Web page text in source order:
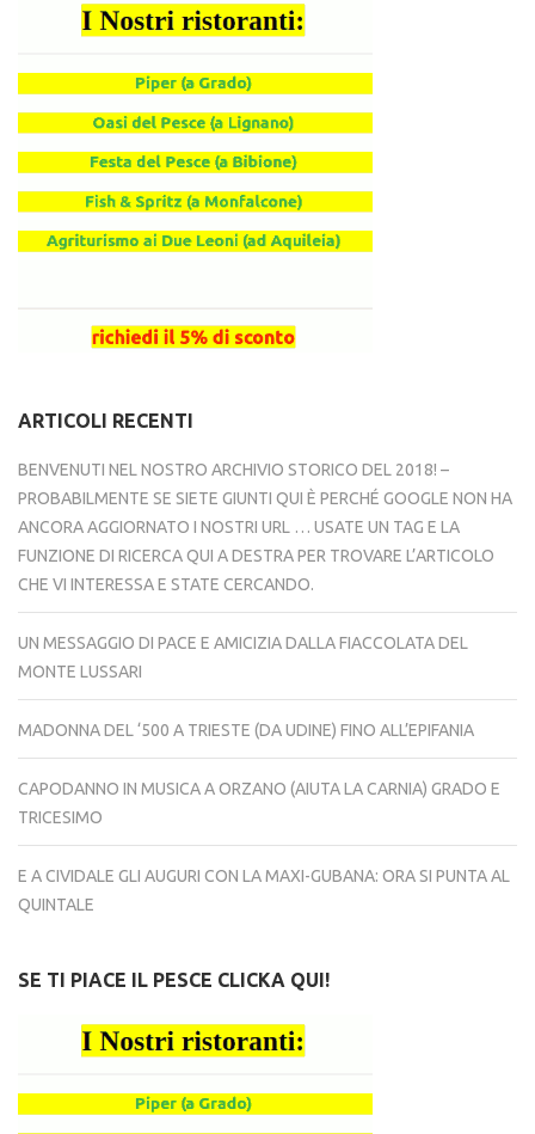
ARTICOLI RECENTI
BENVENUTI NEL NOSTRO ARCHIVIO STORICO DEL 2018! –
PROBABILMENTE SE SIETE GIUNTI QUI È PERCHÉ GOOGLE NON HA
ANCORA AGGIORNATO I NOSTRI URL … USATE UN TAG E LA
FUNZIONE DI RICERCA QUI A DESTRA PER TROVARE L’ARTICOLO
CHE VI INTERESSA E STATE CERCANDO.
UN MESSAGGIO DI PACE E AMICIZIA DALLA FIACCOLATA DEL
MONTE LUSSARI
MADONNA DEL ‘500 A TRIESTE (DA UDINE) FINO ALL’EPIFANIA
CAPODANNO IN MUSICA A ORZANO (AIUTA LA CARNIA) GRADO E
TRICESIMO
E A CIVIDALE GLI AUGURI CON LA MAXI-GUBANA: ORA SI PUNTA AL
QUINTALE
SE TI PIACE IL PESCE CLICKA QUI!